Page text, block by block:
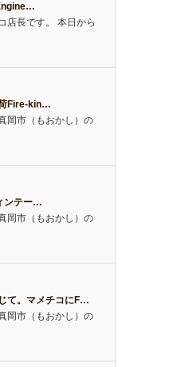
店長です。 本日から
Fire-kin…
岡市（もおかし）の
ンテー…
岡市（もおかし）の
て。マメチコにF…
岡市（もおかし）の